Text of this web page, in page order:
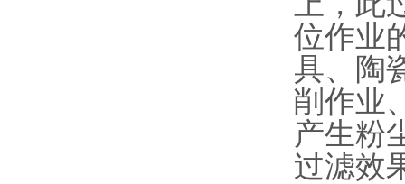
位作业
具、陶
削作业
产生粉
过滤效